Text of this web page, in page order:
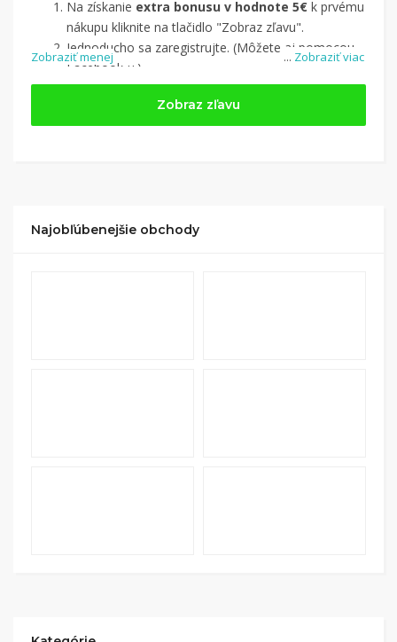
... Zobraziť viac
Na získanie extra bonusu v hodnote 5€ k prvému
nákupu kliknite na tlačidlo "Zobraz zľavu".
Jednoducho sa zaregistrujte. (Môžete aj pomocou
Facebook-u.)
Jednoducho sinájdite obchod, pomocou služby
(v ponuke je cca 1 500 obchodov).
Kliknite na tlačidlo „Nakupovať“.(Následne
nákupu, si tieto peniaze môžete dať hneď vyplatiť
Zobraziť menej
Zobraz zľavu
Najobľúbenejšie obchody